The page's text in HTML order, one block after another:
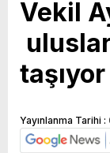
Vekil
taşıyor
Yayınlanma Tarihi :